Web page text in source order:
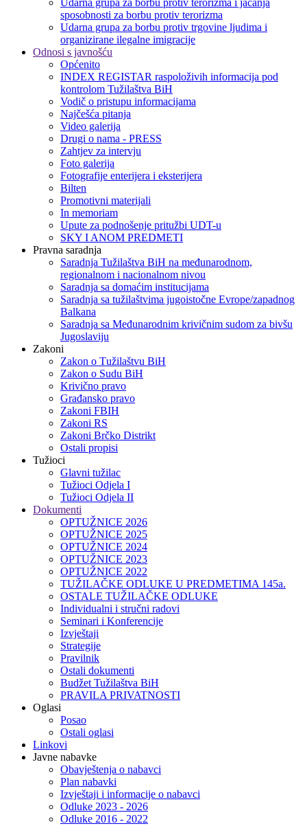
Udarna grupa za borbu protiv terorizma i jačanja
sposobnosti za borbu protiv terorizma
Udarna grupa za borbu protiv trgovine ljudima i
organizirane ilegalne imigracije
Odnosi s javnošću
Općenito
INDEX REGISTAR raspoloživih informacija pod
kontrolom Tužilaštva BiH
Vodič o pristupu informacijama
Najčešća pitanja
Video galerija
Drugi o nama - PRESS
Zahtjev za intervju
Foto galerija
Fotografije enterijera i eksterijera
Bilten
Promotivni materijali
In memoriam
Upute za podnošenje pritužbi UDT-u
SKY I ANOM PREDMETI
Pravna saradnja
Saradnja Tužilaštva BiH na međunarodnom,
regionalnom i nacionalnom nivou
Saradnja sa domaćim institucijama
Saradnja sa tužilaštvima jugoistočne Evrope/zapadnog
Balkana
Saradnja sa Međunarodnim krivičnim sudom za bivšu
Jugoslaviju
Zakoni
Zakon o Тužilaštvu BiH
Zakon o Sudu BiH
Krivično pravo
Građansko pravo
Zakoni FBIH
Zakoni RS
Zakoni Brčko Distrikt
Ostali propisi
Tužioci
Glavni tužilac
Tužioci Odjela I
Tužioci Odjela II
Dokumenti
OPTUŽNICE 2026
OPTUŽNICE 2025
OPTUŽNICE 2024
OPTUŽNICE 2023
OPTUŽNICE 2022
TUŽILAČKE ODLUKE U PREDMETIMA 145a.
OSTALE TUŽILAČKE ODLUKE
Individualni i stručni radovi
Seminari i Konferencije
Izvještaji
Strategije
Pravilnik
Ostali dokumenti
Budžet Tužilaštva BiH
PRAVILA PRIVATNOSTI
Oglasi
Posao
Ostali oglasi
Linkovi
Javne nabavke
Obavještenja o nabavci
Plan nabavki
Izvještaji i informacije o nabavci
Odluke 2023 - 2026
Odluke 2016 - 2022